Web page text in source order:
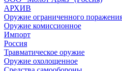
АРХИВ
Оружие ограниченного
Оружие комиссионное
Импорт
Россия
Травматическое оружие
Оружие охолощенное